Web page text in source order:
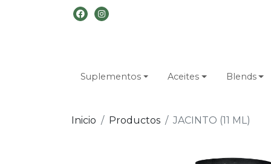
Suplementos Aceites Blends
Inicio Productos JACINTO (11 ML)